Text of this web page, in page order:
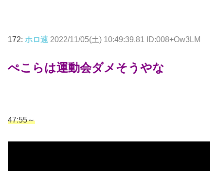
172: ホロ速 2022/11/05(土) 10:49:39.81 ID:008+Ow3LM
ぺこらは運動会ダメそうやな
47:55～